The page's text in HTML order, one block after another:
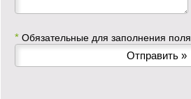
* Обязательные для заполнения поля